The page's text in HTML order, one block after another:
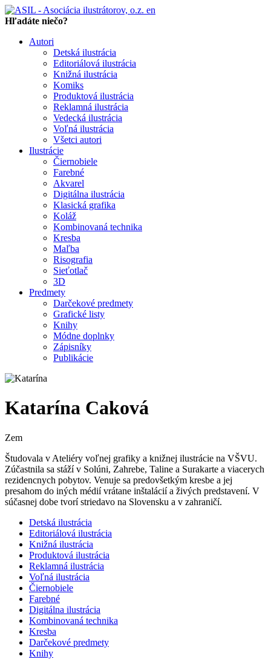
en
Hľadáte niečo?
Autori
Detská ilustrácia
Editoriálová ilustrácia
Knižná ilustrácia
Komiks
Produktová ilustrácia
Reklamná ilustrácia
Vedecká ilustrácia
Voľná ilustrácia
Všetci autori
Ilustrácie
Čiernobiele
Farebné
Akvarel
Digitálna ilustrácia
Klasická grafika
Koláž
Kombinovaná technika
Kresba
Maľba
Risografia
Sieťotlač
3D
Predmety
Darčekové predmety
Grafické listy
Knihy
Módne doplnky
Zápisníky
Publikácie
Katarína Caková
Zem
Študovala v Ateliéry voľnej grafiky a knižnej ilustrácie na VŠVU.
Zúčastnila sa stáží v Solúni, Zahrebe, Taline a Surakarte a viacerych
rezidencnych pobytov. Venuje sa predovšetkým kresbe a jej
presahom do iných médií vrátane inštalácií a živých predstavení. V
súčasnej dobe tvorí striedavo na Slovensku a v zahraničí.
Detská ilustrácia
Editoriálová ilustrácia
Knižná ilustrácia
Produktová ilustrácia
Reklamná ilustrácia
Voľná ilustrácia
Čiernobiele
Farebné
Digitálna ilustrácia
Kombinovaná technika
Kresba
Darčekové predmety
Knihy